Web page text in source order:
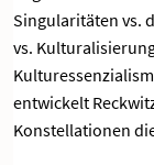
Singularitäten vs.
vs.
entwickelt
Konstellationen